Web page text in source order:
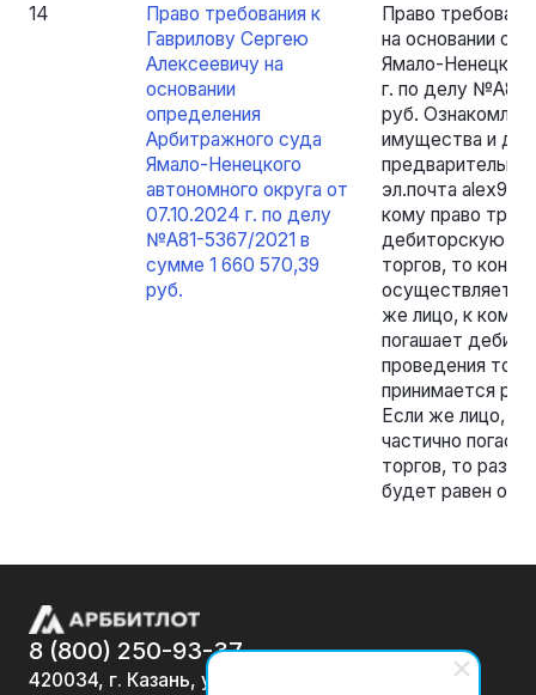
14
Право требования к
Гаврилову Сергею
Алексеевичу на
основании
определения
Арбитражного суда
Ямало-Ненецкого
автономного округа от
07.10.2024 г. по делу
№А81-5367/2021 в
сумме 1 660 570,39
руб.
Право
на основании
Ямало-
г. по делу №А81-
руб.
имущества и
эл.почта
кому право
дебиторскую
торгов, то
осуществляет
же лицо, к кому
погашает
проведения
принимается
Если же лицо, к
частично
торгов, то
будет равен
8 (800) 250-93-37
420034, г. Казань, ул.